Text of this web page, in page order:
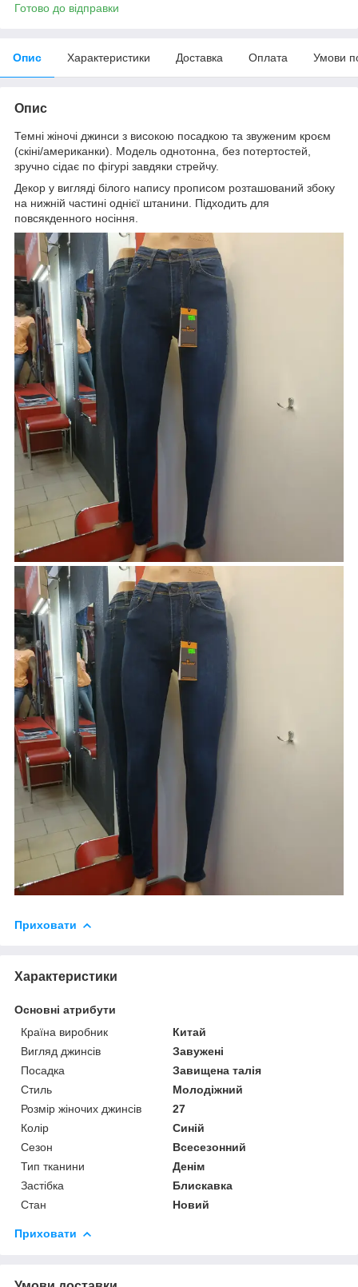
Готово до відправки
Опис Характеристики Доставка Оплата Умови
Опис
Темні жіночі джинси з високою посадкою та звуженим кроєм
(скіні/американки). Модель однотонна, без потертостей,
зручно сідає по фігурі завдяки стрейчу.
Декор у вигляді білого напису прописом розташований збоку
на нижній частині однієї штанини. Підходить для
повсякденного носіння.
Приховати
Характеристики
Основні атрибути
Країна виробник
Китай
Вигляд джинсів
Завужені
Посадка
Завищена талія
Стиль
Молодіжний
Розмір жіночих джинсів
27
Колір
Синій
Сезон
Всесезонний
Тип тканини
Денім
Застібка
Блискавка
Стан
Новий
Приховати